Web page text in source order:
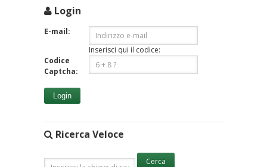
Login
E-mail:
Codice
Captcha:
Inserisci qui il codice:
Login
Ricerca Veloce